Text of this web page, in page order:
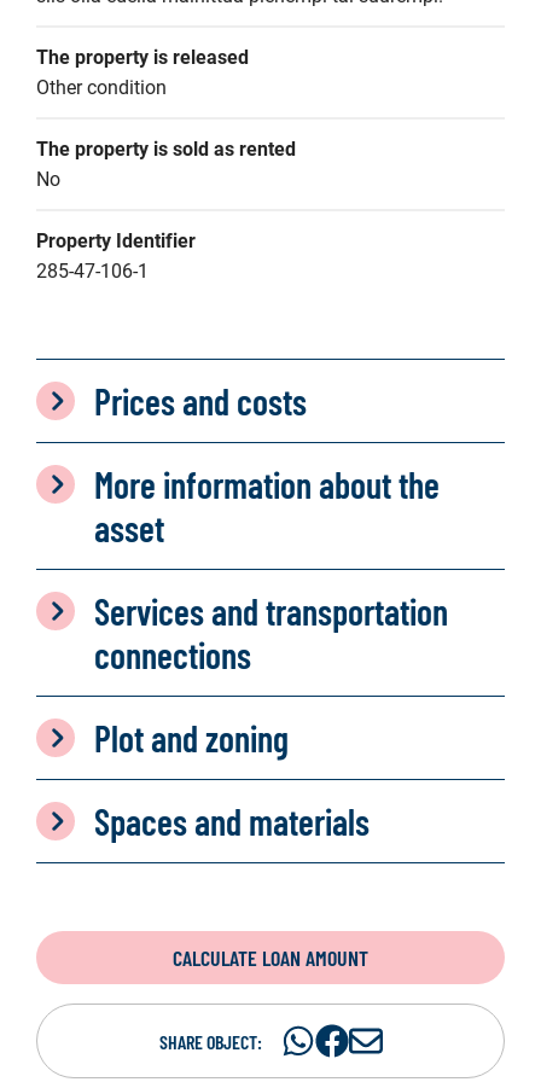
The property is released
Other condition
The property is sold as rented
No
Property Identifier
285-47-106-1
Prices and costs
More information about the
asset
Services and transportation
connections
Plot and zoning
Spaces and materials
CALCULATE LOAN AMOUNT
SHARE OBJECT:
ShareShare
S